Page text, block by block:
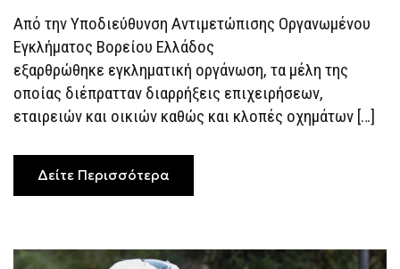
ΚΑΙ
ΟΧΗΜΆΤΩΝ
–
TΈΣΣΕΡΙΣ
ΣΥΛΛΉΨΕΙΣ
Από την Υποδιεύθυνση Αντιμετώπισης Οργανωμένου
Εγκλήματος Βορείου Ελλάδος
εξαρθρώθηκε εγκληματική οργάνωση, τα μέλη της
οποίας διέπρατταν διαρρήξεις επιχειρήσεων,
εταιρειών και οικιών καθώς και κλοπές οχημάτων […]
Δείτε Περισσότερα